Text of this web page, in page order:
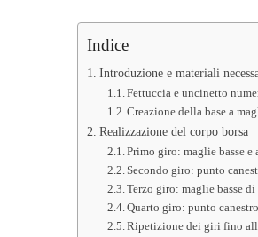
Indice
Introduzione e materiali
Fettuccia e uncinetto
Creazione della base a
Realizzazione del corpo borsa
Primo giro: maglie basse
Secondo giro: punto
Terzo giro: maglie basse di
Quarto giro: punto
Ripetizione dei giri fino